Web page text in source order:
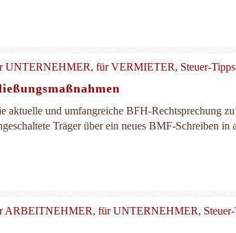
UNTERNEHMER, für VERMIETER, Steuer-
aktuelle und umfangreiche BFH-Rechtsprechung
Träger über ein neues BMF-Schreiben
ARBEITNEHMER, für UNTERNEHMER,